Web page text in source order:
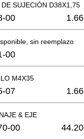
SUJECIÓN D38X1,75
00 1.66
sin reemplazo
00
M4X35
07 1.66
& EJE
00 44.20